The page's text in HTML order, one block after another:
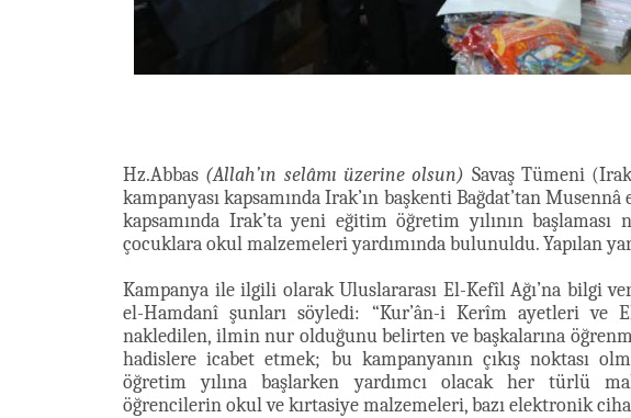
Hz.Abbas (Allah’ın selâmı üzerine olsun) Savaş Tümeni
kampanyası kapsamında Irak’ın başkenti Bağdat’tan
kapsamında Irak’ta yeni eğitim öğretim yılının
çocuklara okul malzemeleri yardımında bulunuldu. Yapılan
Kampanya ile ilgili olarak Uluslararası El-Kefîl Ağı’na bilgi
el-Hamdanî şunları söyledi: “Kur’ân-i Kerîm ayetleri ve
nakledilen, ilmin nur olduğunu belirten ve başkalarına
hadislere icabet etmek; bu kampanyanın çıkış noktası
öğretim yılına başlarken yardımcı olacak her türlü
öğrencilerin okul ve kırtasiye malzemeleri, bazı elektronik